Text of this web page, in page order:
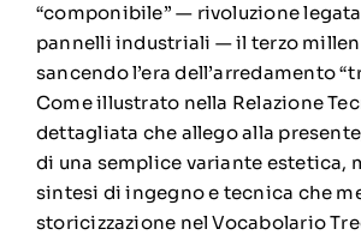
“componibile” — rivoluzione
pannelli industriali — il terzo
sancendo l’era dell’arredamento
Come illustrato nella Relazione
dettagliata che allego alla
di una semplice variante estetica,
sintesi di ingegno e tecnica che
storicizzazione nel Vocabolario